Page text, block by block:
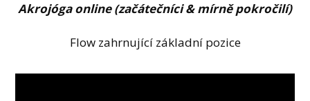
Akrojóga online (začátečníci & mírně pokročilí)
Flow zahrnující základní pozice